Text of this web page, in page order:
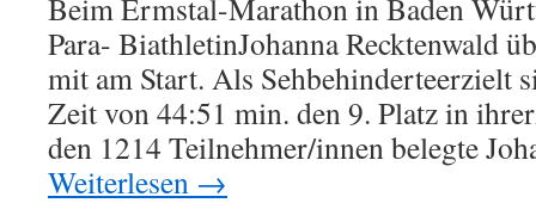
Beim Ermstal-Marathon in Baden
Para- BiathletinJohanna Recktenwald
mit am Start. Als Sehbehinderteerzielt
Zeit von 44:51 min. den 9. Platz in
den 1214 Teilnehmer/innen belegte
Weiterlesen →